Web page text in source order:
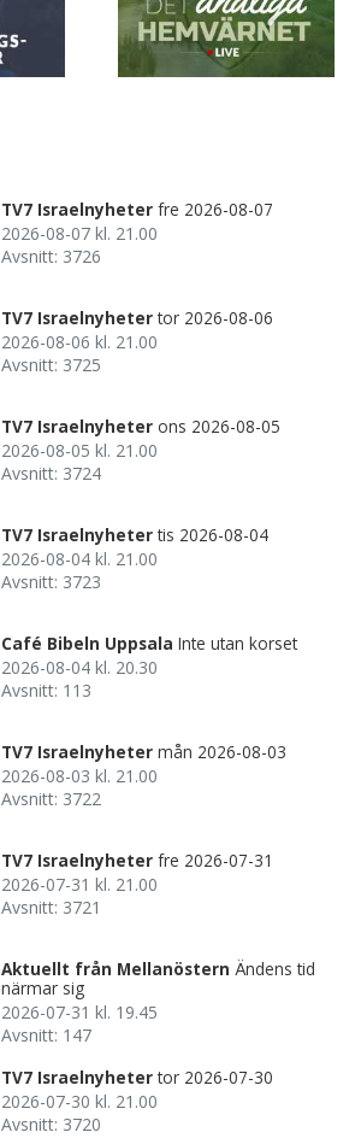
TV7 Israelnyheter fre 2026-08-07
2026-08-07 kl. 21.00
Avsnitt: 3726
TV7 Israelnyheter tor 2026-08-06
2026-08-06 kl. 21.00
Avsnitt: 3725
TV7 Israelnyheter ons 2026-08-05
2026-08-05 kl. 21.00
Avsnitt: 3724
TV7 Israelnyheter tis 2026-08-04
2026-08-04 kl. 21.00
Avsnitt: 3723
Café Bibeln Uppsala Inte utan korset
2026-08-04 kl. 20.30
Avsnitt: 113
TV7 Israelnyheter mån 2026-08-03
2026-08-03 kl. 21.00
Avsnitt: 3722
TV7 Israelnyheter fre 2026-07-31
2026-07-31 kl. 21.00
Avsnitt: 3721
Aktuellt från Mellanöstern Ändens tid
närmar sig
2026-07-31 kl. 19.45
Avsnitt: 147
TV7 Israelnyheter tor 2026-07-30
2026-07-30 kl. 21.00
Avsnitt: 3720